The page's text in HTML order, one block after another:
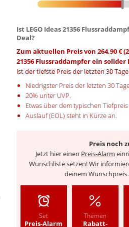
Ist LEGO Ideas 21356
Deal?
Zum aktuellen Preis von 264,90 €
21356 Flussraddampfer ein
ist der tiefste Preis der letzten 30
Niedrigster Preis der letzten 30
20% unter UVP.
Etwas über dem typischen
Auslauf (EOL) steht in Kürze an.
Preis noch
Jetzt hier einen Preis-Alarm
Wunschliste setzen! Wir
deinem
Set
Preis-Alarm
Themen
Rabatt-